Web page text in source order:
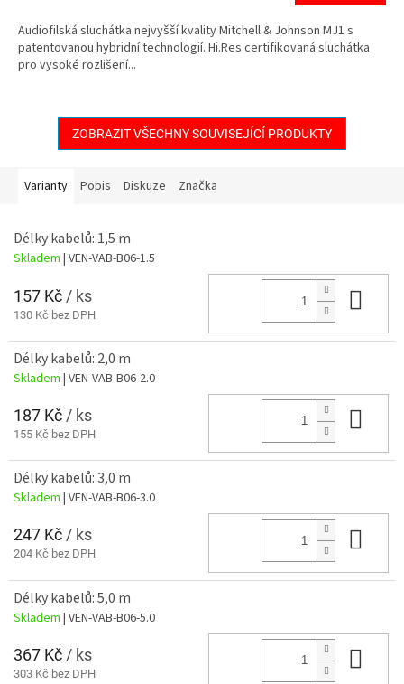
A
Audiofilská sluchátka nejvyšší kvality Mitchell & Johnson MJ1 s
patentovanou hybridní technologií. Hi.Res certifikovaná sluchátka
pro vysoké rozlišení...
ZOBRAZIT VŠECHNY SOUVISEJÍCÍ PRODUKTY
Varianty Popis Diskuze Značka
Délky kabelů: 1,5 m
Skladem | VEN-VAB-B06-1.5
157 Kč / ks
130 Kč bez DPH
Délky kabelů: 2,0 m
Skladem | VEN-VAB-B06-2.0
187 Kč / ks
155 Kč bez DPH
Délky kabelů: 3,0 m
Skladem | VEN-VAB-B06-3.0
247 Kč/ ks
204 Kč bez DPH
Délky kabelů: 5,0 m
Skladem | VEN-VAB-B06-5.0
367 Kč / ks
303 Kč bez DPH